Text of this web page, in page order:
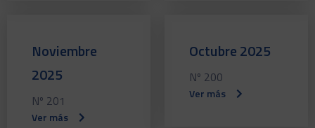
Noviembre
2025
Nº 201
Ver más
Octubre 2025
Nº 200
Ver más